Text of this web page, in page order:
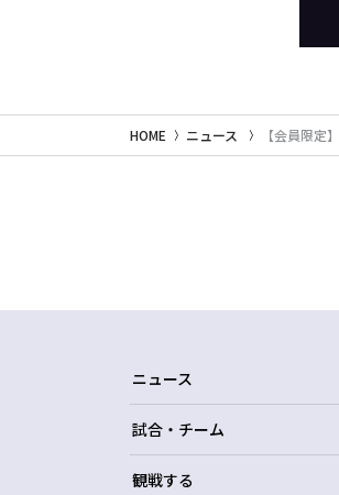
HOME ニュース 【会員限
ニュース
試合・チーム
観戦する